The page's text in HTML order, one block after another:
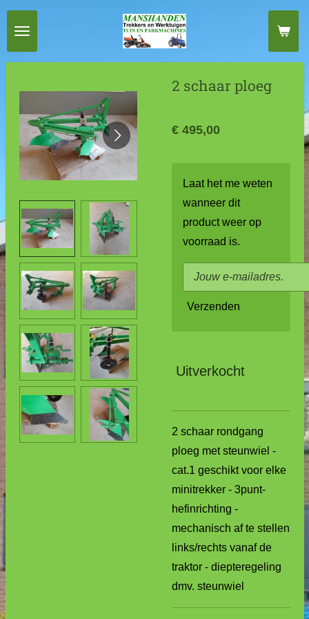
Ga
direct
naar
hoofdinhoud
2 schaar ploeg
€ 495,00
Laat het me weten
wanneer dit
product weer op
voorraad is.
Verzenden
Uitverkocht
2 schaar rondgang
ploeg met steunwiel -
cat.1 geschikt voor elke
minitrekker - 3punt-
hefinrichting -
mechanisch af te stellen
links/rechts vanaf de
traktor - diepteregeling
dmv. steunwiel